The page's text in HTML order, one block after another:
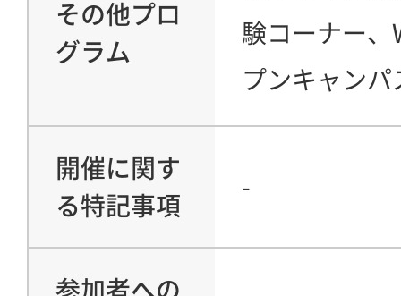
その他プロ
グラム
験コーナー、
プンキャンパ
開催に関す
る特記事項
-
参加者への